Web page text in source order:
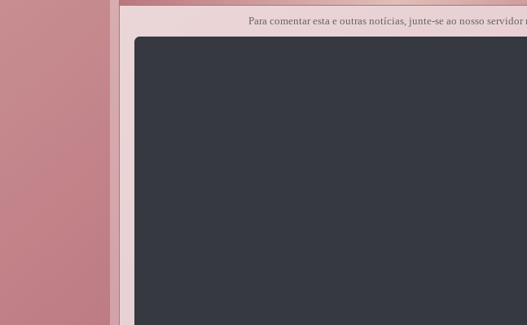
Para comentar esta e outras notícias, junte-se ao nosso